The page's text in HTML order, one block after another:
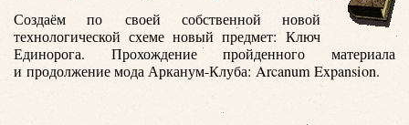
Создаём по своей собственной новой
технологической схеме новый предмет: Ключ
Единорога. Прохождение пройденного материала
и продолжение мода Арканум-Клуба: Arcanum Expansion.